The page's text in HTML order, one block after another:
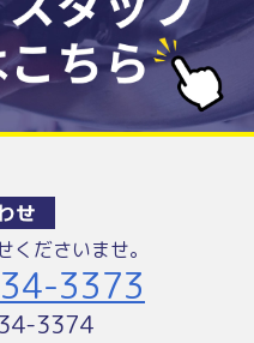
くださいませ。
3373
3374